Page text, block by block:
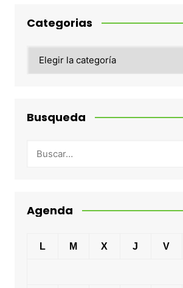
Categorias
Busqueda
Agenda
L M X J V